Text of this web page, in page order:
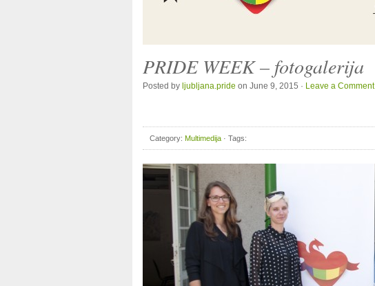
PRIDE WEEK – fotogalerija
Posted by ljubljana.pride on June 9, 2015 · Leave a Comment
Category: Multimedija · Tags: